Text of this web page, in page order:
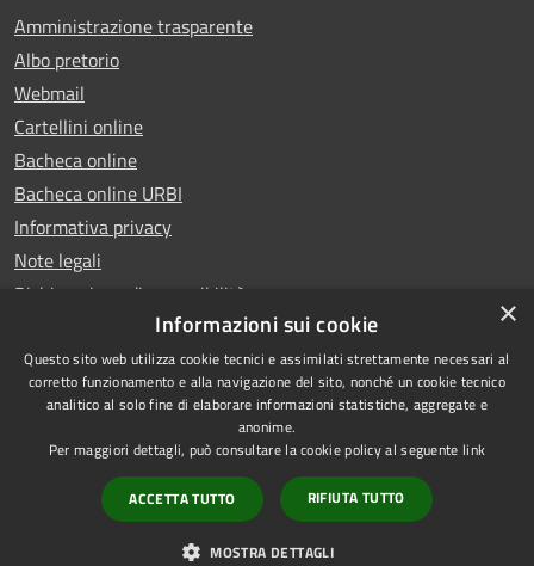
Amministrazione trasparente
Albo pretorio
Webmail
Cartellini online
Bacheca online
Bacheca online URBI
Informativa privacy
Note legali
Dichiarazione di accessibilità
RSS
Accessibilità
Copyright © 2025 Comune di
Ariano Irpino
Powered byMunicipium
Accesso redazione
×
Informazioni sui cookie
Questo sito web utilizza cookie tecnici e assimilati strettamente necessari al
corretto funzionamento e alla navigazione del sito, nonché un cookie tecnico
analitico al solo fine di elaborare informazioni statistiche, aggregate e
anonime.
Per maggiori dettagli, può consultare la cookie policy al seguente link
ACCETTA TUTTO RIFIUTA TUTTO
MOSTRA DETTAGLI